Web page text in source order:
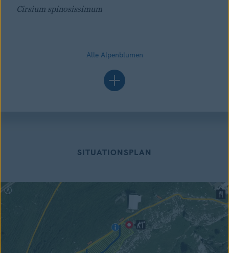
Cirsium spinosissimum
Alle Alpenblumen
SITUATIONSPLAN